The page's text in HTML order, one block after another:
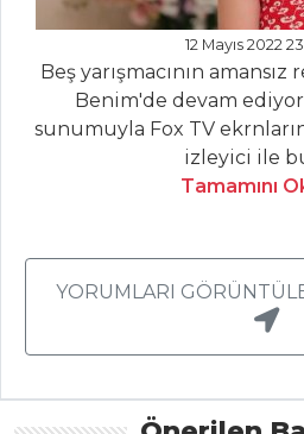
MEZELER
Mısırlı Barbunya
Piyazı
Mezeler Tüm
Tarifleri
12 Mayıs 2022
Beş yarışmacının
Benim'de devam
sunumuyla Fox TV
izleyici ile
Tamamını
YORUMLARI